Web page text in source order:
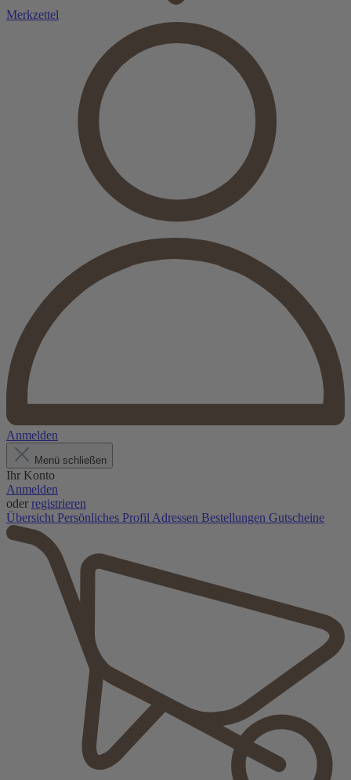
Merkzettel
Anmelden
Menü schließen
Ihr Konto
Anmelden
oder registrieren
Übersicht Persönliches Profil Adressen Bestellungen Gutscheine